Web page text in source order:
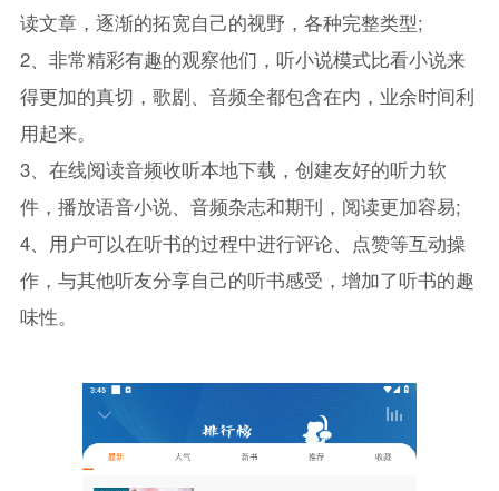
读文章，逐渐的拓宽自己的视野，各种完整类型;
2、非常精彩有趣的观察他们，听小说模式比看小说来
得更加的真切，歌剧、音频全都包含在内，业余时间利
用起来。
3、在线阅读音频收听本地下载，创建友好的听力软
件，播放语音小说、音频杂志和期刊，阅读更加容易;
4、用户可以在听书的过程中进行评论、点赞等互动操
作，与其他听友分享自己的听书感受，增加了听书的趣
味性。